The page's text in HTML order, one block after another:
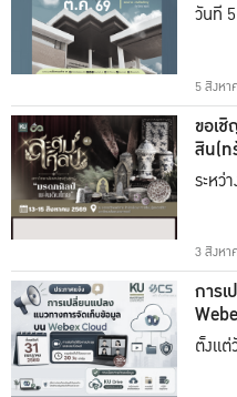
วันที่
5 สิงห
ขอเ
สิน(
ระหว่
3 สิงหา
การ
ตั้งแ